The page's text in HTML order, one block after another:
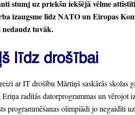
stumj uz priekšu iekšējā vēlme
izaugsme līdz NATO un Eiropas
nedaudz tuvāk.
līdz drošībai
ar IT drošību Mārtiņš saskārās skolas
radītās datorprogrammas un vērojot
programmēšanas olimpiādi jo negaidīti